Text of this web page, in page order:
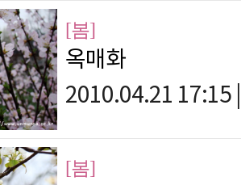
[봄]
옥매화
2010.04.21 17:15
[봄]